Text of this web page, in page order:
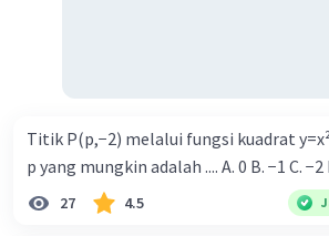
Titik P(p,−2) melalui fungsi kuadrat
p yang mungkin adalah .... A. 0 B. −1 C. −2
27 4.5